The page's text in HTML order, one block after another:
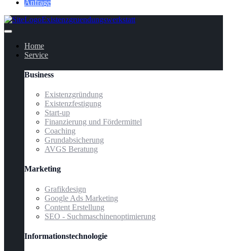
Anfrage
Home
Service
Business
Existenzgründung
Existenzfestigung
Start-up
Finanzierung und Fördermittel
Coaching
Grundabsicherung
AVGS Beratung
Marketing
Grafikdesign
Google Ads Marketing
Content Erstellung
SEO - Suchmaschinenoptimierung
Informationstechnologie